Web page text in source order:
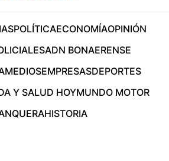
POLÍTICAECONOMÍAOPINIÓN
ADN BONAERENSE
MEDIOSEMPRESASDEPORTES
Y SALUD HOYMUNDO MOTOR
HISTORIA